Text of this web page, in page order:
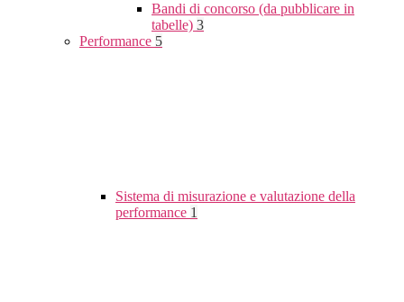
Bandi di concorso (da pubblicare in
tabelle) 3
Performance 5
Sistema di misurazione e valutazione della
performance 1